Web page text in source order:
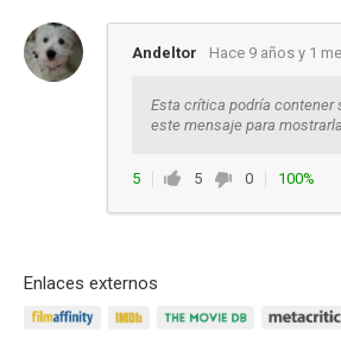
Andeltor Hace 9 años y 1
Esta crítica podría contener
este mensaje para mostrarla
5 5 0
100%
Enlaces externos